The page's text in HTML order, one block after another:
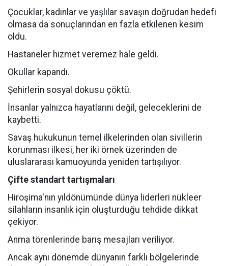
Çocuklar, kadınlar ve yaşlılar savaşın doğrudan hedefi
olmasa da sonuçlarından en fazla etkilenen kesim
oldu.
Hastaneler hizmet veremez hale geldi.
Okullar kapandı.
Şehirlerin sosyal dokusu çöktü.
İnsanlar yalnızca hayatlarını değil, geleceklerini de
kaybetti.
Savaş hukukunun temel ilkelerinden olan sivillerin
korunması ilkesi, her iki örnek üzerinden de
uluslararası kamuoyunda yeniden tartışılıyor.
Çifte standart tartışmaları
Hiroşima'nın yıldönümünde dünya liderleri nükleer
silahların insanlık için oluşturduğu tehdide dikkat
çekiyor.
Anma törenlerinde barış mesajları veriliyor.
Ancak aynı dönemde dünyanın farklı bölgelerinde